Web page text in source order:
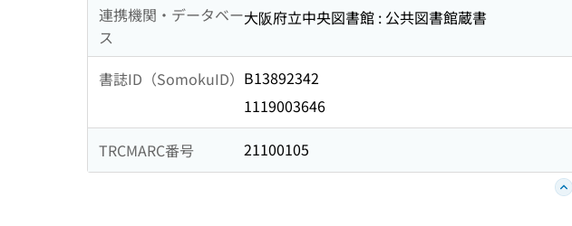
連携機関・データベー
ス
大阪府立中央図書館 : 公共図書館蔵書
書誌ID（SomokuID） B13892342
1119003646
TRCMARC番号 21100105